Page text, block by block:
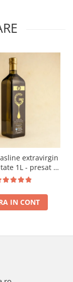
extravirgin
1L - presat la
NOUA
IN CONT